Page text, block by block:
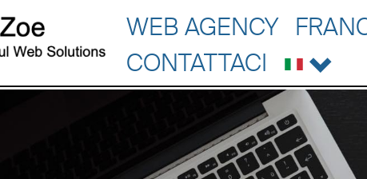
WEB AGENCY
CONTATTACI